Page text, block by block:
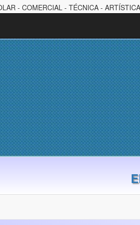
- COMERCIAL - TÉCNICA -